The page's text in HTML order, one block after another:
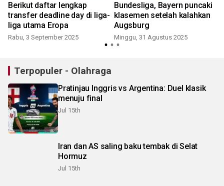
Berikut daftar lengkap
transfer deadline day di liga-
liga utama Eropa
Rabu, 3 September 2025
Bundesliga, Bayern puncaki
klasemen setelah kalahkan
Augsburg
Minggu, 31 Agustus 2025
Terpopuler - Olahraga
Pratinjau Inggris vs Argentina: Duel klasik
menuju final
Jul 15th
Iran dan AS saling baku tembak di Selat
Hormuz
Jul 15th